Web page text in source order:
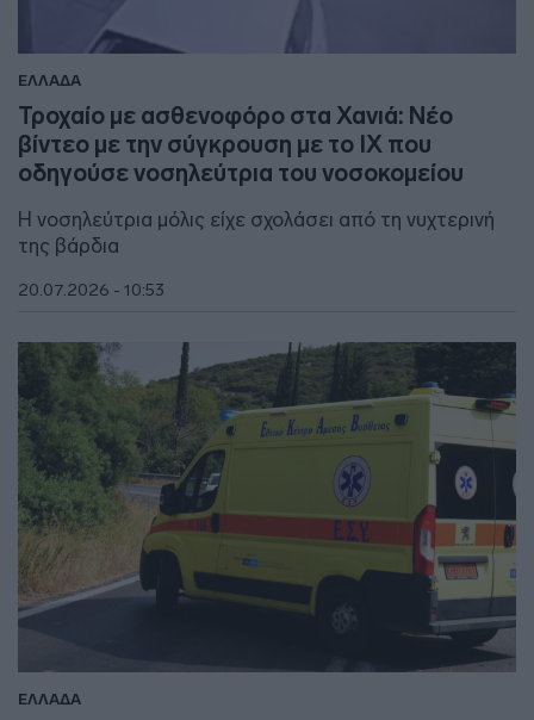
ΕΛΛΑΔΑ
Τροχαίο με ασθενοφόρο στα Χανιά: Νέο
βίντεο με την σύγκρουση με το ΙΧ που
οδηγούσε νοσηλεύτρια του νοσοκομείου
Η νοσηλεύτρια μόλις είχε σχολάσει από τη νυχτερινή
της βάρδια
20.07.2026 - 10:53
ΕΛΛΑΔΑ